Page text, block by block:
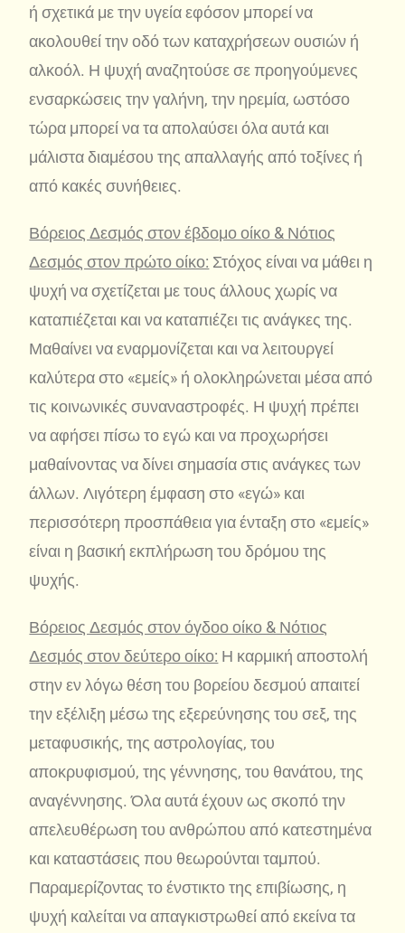
ή σχετικά με την υγεία εφόσον μπορεί να
ακολουθεί την οδό των καταχρήσεων ουσιών ή
αλκοόλ. Η ψυχή αναζητούσε σε προηγούμενες
ενσαρκώσεις την γαλήνη, την ηρεμία, ωστόσο
τώρα μπορεί να τα απολαύσει όλα αυτά και
μάλιστα διαμέσου της απαλλαγής από τοξίνες ή
από κακές συνήθειες.
Βόρειος Δεσμός στον έβδομο οίκο & Νότιος
Δεσμός στον πρώτο οίκο: Στόχος είναι να μάθει η
ψυχή να σχετίζεται με τους άλλους χωρίς να
καταπιέζεται και να καταπιέζει τις ανάγκες της.
Μαθαίνει να εναρμονίζεται και να λειτουργεί
καλύτερα στο «εμείς» ή ολοκληρώνεται μέσα από
τις κοινωνικές συναναστροφές. Η ψυχή πρέπει
να αφήσει πίσω το εγώ και να προχωρήσει
μαθαίνοντας να δίνει σημασία στις ανάγκες των
άλλων. Λιγότερη έμφαση στο «εγώ» και
περισσότερη προσπάθεια για ένταξη στο «εμείς»
είναι η βασική εκπλήρωση του δρόμου της
ψυχής.
Βόρειος Δεσμός στον όγδοο οίκο & Νότιος
Δεσμός στον δεύτερο οίκο: Η καρμική αποστολή
στην εν λόγω θέση του βορείου δεσμού απαιτεί
την εξέλιξη μέσω της εξερεύνησης του σεξ, της
μεταφυσικής, της αστρολογίας, του
αποκρυφισμού, της γέννησης, του θανάτου, της
αναγέννησης. Όλα αυτά έχουν ως σκοπό την
απελευθέρωση του ανθρώπου από κατεστημένα
και καταστάσεις που θεωρούνται ταμπού.
Παραμερίζοντας το ένστικτο της επιβίωσης, η
ψυχή καλείται να απαγκιστρωθεί από εκείνα τα